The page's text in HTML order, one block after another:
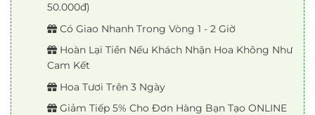
50.000đ)
Có Giao Nhanh Trong Vòng 1 - 2 Giờ
Hoàn Lại Tiền Nếu Khách Nhận Hoa Không Như
Cam Kết
Hoa Tươi Trên 3 Ngày
Giảm Tiếp 5% Cho Đơn Hàng Bạn Tạo ONLINE